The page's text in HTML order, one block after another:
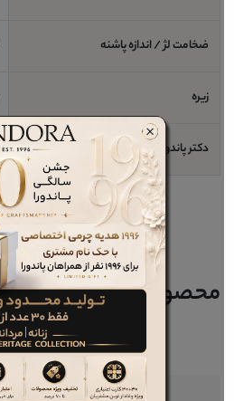
ضخامت لژ / اندازه پاشنه
زیره
دکتر پاندورا
محصولات مرتبط